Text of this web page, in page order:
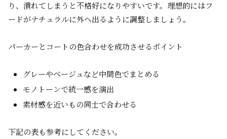
り、潰れてしまうと不格好になりやすいです。理想的にはフ
ードがナチュラルに外へ出るように調整しましょう。
パーカーとコートの色合わせを成功させるポイント
グレーやベージュなど中間色でまとめる
モノトーンで統一感を演出
素材感を近いもの同士で合わせる
下記の表も参考にしてください。